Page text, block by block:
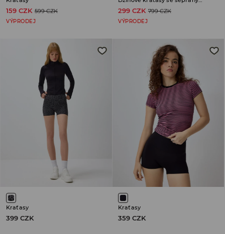
159 CZK 599 CZK
VÝPRODEJ
299 CZK 799 CZK
VÝPRODEJ
Kraťasy
399 CZK
Kraťasy
359 CZK